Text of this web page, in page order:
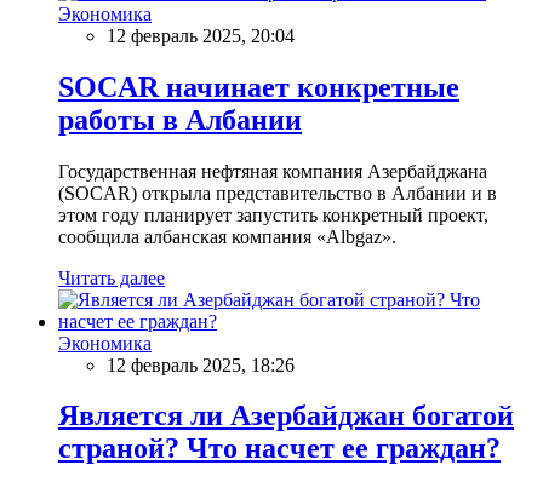
Экономика
12 февраль 2025, 20:04
SOCAR начинает конкретные
работы в Албании
Государственная нефтяная компания Азербайджана
(SOCAR) открыла представительство в Албании и в
этом году планирует запустить конкретный проект,
сообщила албанская компания «Albgaz».
Читать далее
Экономика
12 февраль 2025, 18:26
Является ли Азербайджан богатой
страной? Что насчет ее граждан?